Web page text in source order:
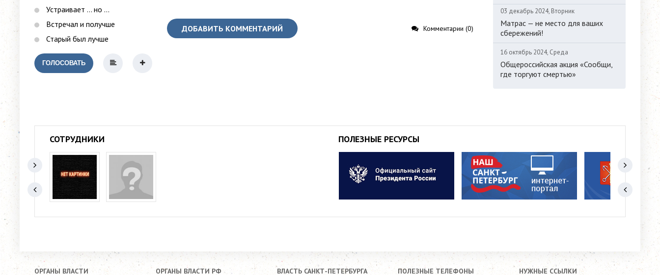
Устраивает ... но ...
Встречал и получше
Старый был лучше
ГОЛОСОВАТЬ
ДОБАВИТЬ КОММЕНТАРИЙ Комментарии (0)
03 декабрь 2024, Вторник
Матрас — не место для ваших
сбережений!
16 октябрь 2024, Среда
Общероссийская акция «Сообщи,
где торгуют смертью»
СОТРУДНИКИ ПОЛЕЗНЫЕ РЕСУРСЫ
ОРГАНЫ ВЛАСТИ ОРГАНЫ ВЛАСТИ РФ ВЛАСТЬ САНКТ-ПЕТЕРБУРГА ПОЛЕЗНЫЕ ТЕЛЕФОНЫ НУЖНЫЕ ССЫЛКИ